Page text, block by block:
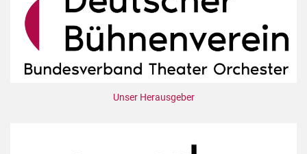
Unser Herausgeber